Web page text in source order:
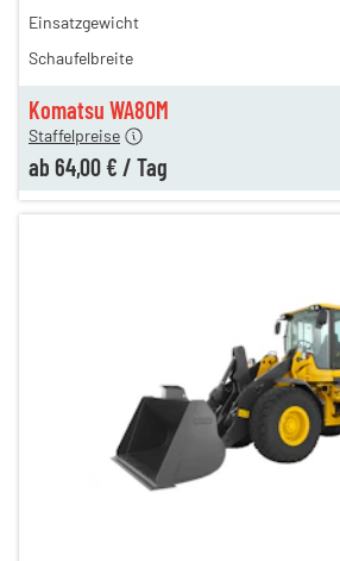
Komatsu WA80M
230,00 €
150,00 €
Staffelpreise
ab 64,00 € / Tag
Einsatzgewicht
Schaufelbreite